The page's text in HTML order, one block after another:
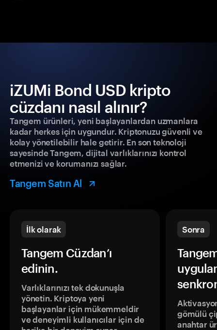
iZUMi Bond USD kripto
cüzdanı nasıl alınır?
Tangem ürünleri, yeni başlayanlardan uzmanlara
kadar herkes için uygundur. Kriptonuzu güvenli ve
kolay yönetilebilir hale getirir. En son teknoloji
sayesinde Tangem, dijital varlıklarınızı kontrol
etmenizi ve korumanızı sağlar.
Tangem Satın Al
İlk olarak
Tangem Cüzdan’ı
edinin.
Varlıklarınızı tek dokunuşla
yönetin. Kriptoya yeni
başlayanlar için mükemmeldir
ve deneyimli kullanıcılar için de
Sonra
gömülü
anahtar